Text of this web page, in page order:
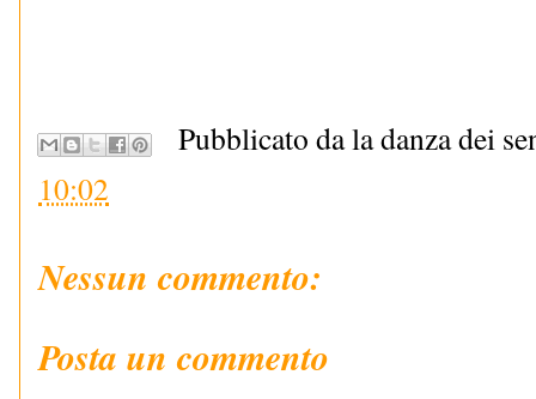
Pubblicato da la danza dei
10:02
Nessun commento:
Posta un commento